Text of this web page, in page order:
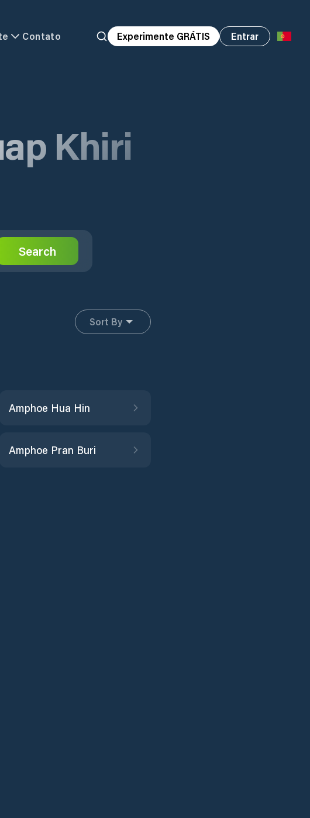
Contato Experimente GRÁTIS Entrar
Khiri
Search
Sort By
Amphoe Hua Hin
Amphoe Pran Buri